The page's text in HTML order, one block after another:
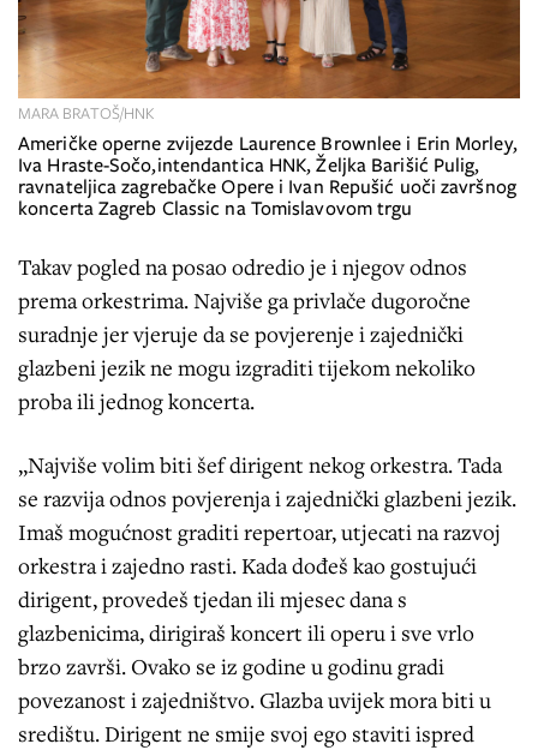
Američke operne zvijezde Laurence Brownlee i Erin Morley,
Iva Hraste-Sočo,intendantica HNK, Željka Barišić Pulig,
ravnateljica zagrebačke Opere i Ivan Repušić uoči završnog
koncerta Zagreb Classic na Tomislavovom trgu
MARA BRATOŠ/HNK
Takav pogled na posao odredio je i njegov odnos
prema orkestrima. Najviše ga privlače dugoročne
suradnje jer vjeruje da se povjerenje i zajednički
glazbeni jezik ne mogu izgraditi tijekom nekoliko
proba ili jednog koncerta.
„Najviše volim biti šef dirigent nekog orkestra. Tada
se razvija odnos povjerenja i zajednički glazbeni jezik.
Imaš mogućnost graditi repertoar, utjecati na razvoj
orkestra i zajedno rasti. Kada dođeš kao gostujući
dirigent, provedeš tjedan ili mjesec dana s
glazbenicima, dirigiraš koncert ili operu i sve vrlo
brzo završi. Ovako se iz godine u godinu gradi
povezanost i zajedništvo. Glazba uvijek mora biti u
središtu. Dirigent ne smije svoj ego staviti ispred